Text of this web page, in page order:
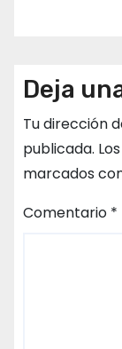
Deja
Tu dirección
publicada.
marcados
Comentario *